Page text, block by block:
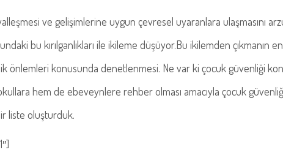
ve gelişimlerine uygun çevresel uyaranlara ulaşmasını
bu kırılganlıkları ile ikileme düşüyor.Bu ikilemden çıkmanın
önlemleri konusunda denetlenmesi. Ne var ki çocuk güvenliği
hem de ebeveynlere rehber olması amacıyla çocuk
liste oluşturduk.